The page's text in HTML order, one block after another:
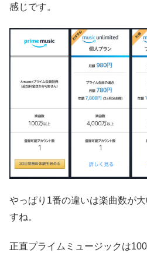
感じです。
やっぱり1番の違いは楽曲数が
すね。
正直プライムミュージックは